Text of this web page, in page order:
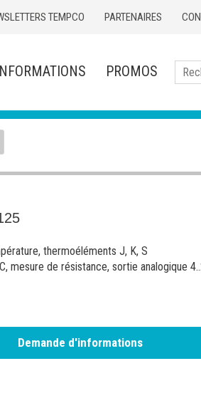
TEMPCO PARTENAIRES
PROMOS
thermoéléments J, K, S
mesure de résistance, sortie analogique
Demande d'informations